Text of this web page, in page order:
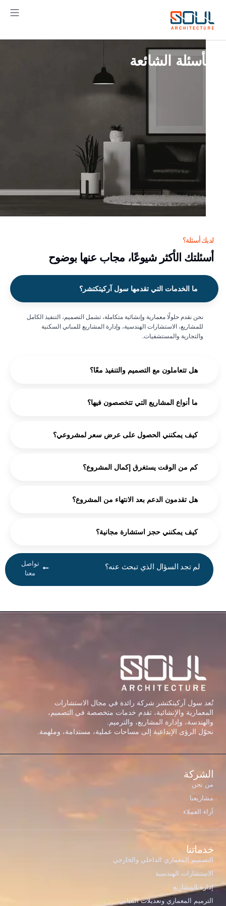
المحتوى
الأسئلة الشائعة
لديك أسئلة؟
أسئلتك الأكثر شيوعًا، مجاب عنها بوضوح
ما الخدمات التي تقدمها سول آركيتكتشر؟
نحن نقدم حلولًا معمارية وإنشائية متكاملة، تشمل التصميم، التنفيذ الكامل
للمشاريع، الاستشارات الهندسية، وإدارة المشاريع للمباني السكنية
والتجارية والمستشفيات.
هل تتعاملون مع التصميم والتنفيذ معًا؟
ما أنواع المشاريع التي تتخصصون فيها؟
كيف يمكنني الحصول على عرض سعر لمشروعي؟
كم من الوقت يستغرق إكمال المشروع؟
هل تقدمون الدعم بعد الانتهاء من المشروع؟
كيف يمكنني حجز استشارة مجانية؟
لم تجد السؤال الذي تبحث عنه؟
تواصل
معنا
تُعد سول آركيتكتشر شركة رائدة في مجال الاستشارات
المعمارية والإنشائية، تقدم خدمات متخصصة في التصميم،
والهندسة، وإدارة المشاريع، والترميم.
نحوّل الرؤى الإبداعية إلى مساحات عملية، مستدامة، وملهمة.
الشركة
من نحن
مشاريعنا
آراء العملاء
خدماتنا
التصميم المعماري الداخلي والخارجي
الاستشارات الهندسية
إدارة المشاريع
الترميم المعماري وتعديلات المباني
Soul Architecture AI Agent
24/7 Customer Support